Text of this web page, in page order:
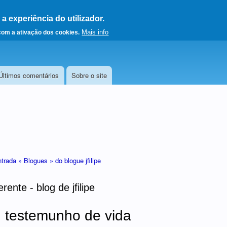
experiência do utilizador.
a ativação dos cookies. Mais info
página principal
comentários Sobre o site
» Blogues » do blogue jfilipe
- blog de jfilipe
testemunho de vida